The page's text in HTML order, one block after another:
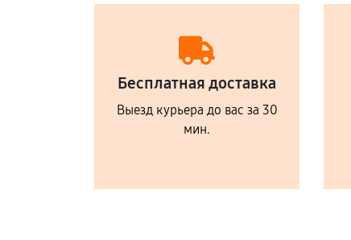
Бесплатная доставка
Выезд курьера до вас за 30
мин.